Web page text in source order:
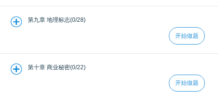
第九章 地理标志(0/28)
开始做题
第十章 商业秘密(0/22)
开始做题